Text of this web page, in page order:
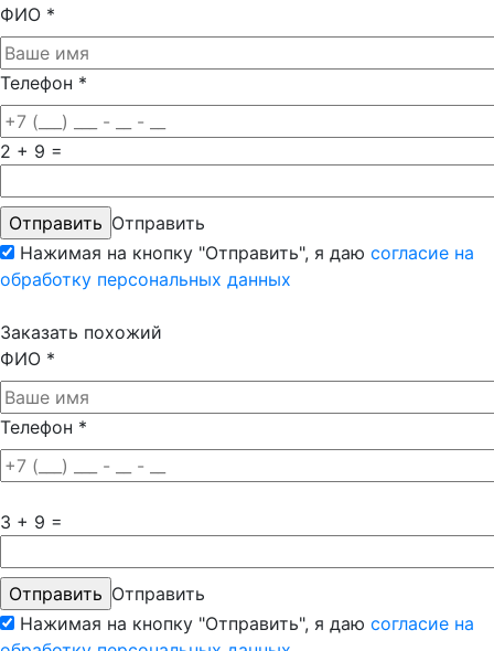
ФИО *
Телефон *
2 + 9 =
Отправить
Нажимая на кнопку "Отправить", я даю согласие на
обработку персональных данных
Заказать похожий
ФИО *
Телефон *
3 + 9 =
Отправить
Нажимая на кнопку "Отправить", я даю согласие на